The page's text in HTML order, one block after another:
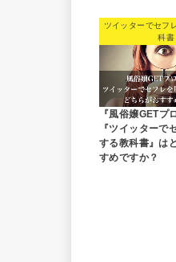
ツイッターでセフ
科書
『風俗嬢GETプ
『ツイッターで
する教科書』は
すめですか？